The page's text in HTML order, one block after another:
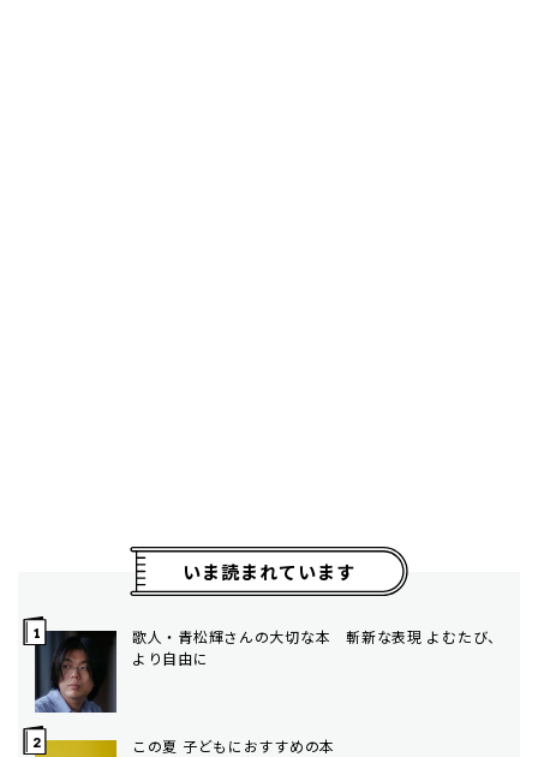
いま読まれています
歌人・青松輝さんの大切な本 斬新な表現 よむたび、
より自由に
この夏 子どもにおすすめの本